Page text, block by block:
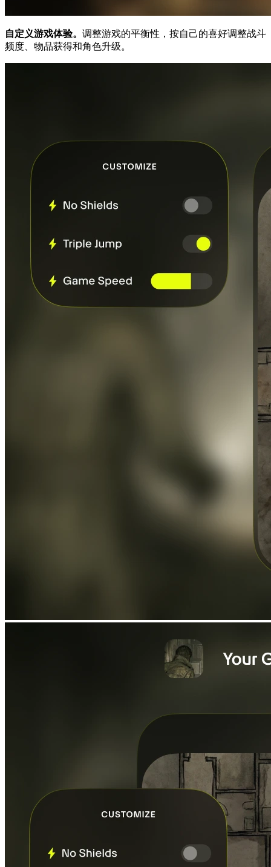
自定义游戏体验。 调整游戏的平衡性，按自己的喜好调整战斗
频度、物品获得和角色升级。